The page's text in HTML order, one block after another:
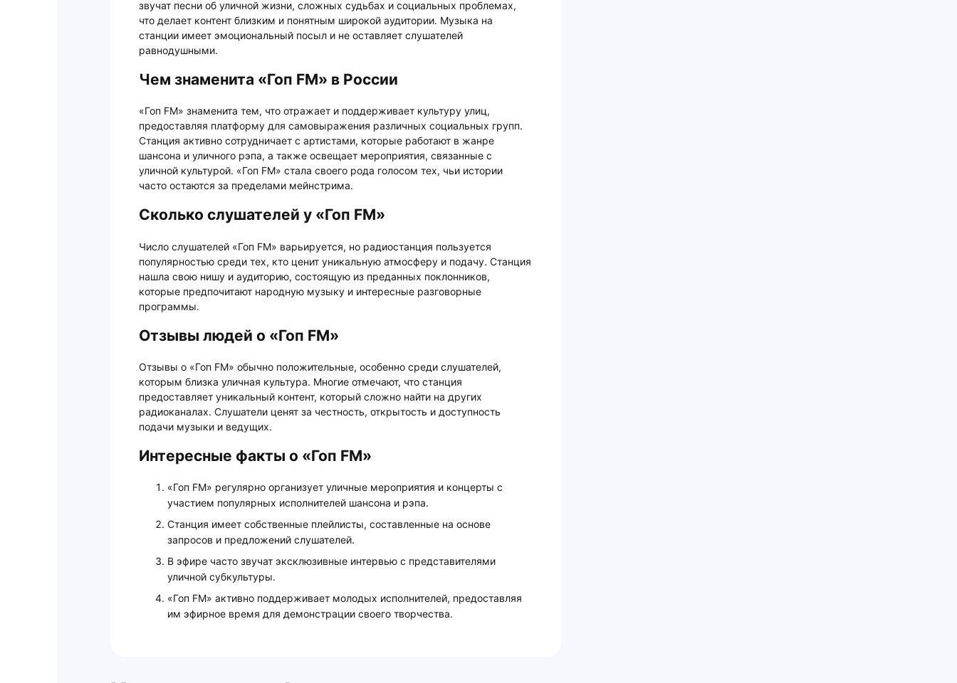
звучат песни об уличной жизни, сложных судьбах и социальных проблемах,
что делает контент близким и понятным широкой аудитории. Музыка на
станции имеет эмоциональный посыл и не оставляет слушателей
равнодушными.
Чем знаменита «Гоп FM» в России
«Гоп FM» знаменита тем, что отражает и поддерживает культуру улиц,
предоставляя платформу для самовыражения различных социальных групп.
Станция активно сотрудничает с артистами, которые работают в жанре
шансона и уличного рэпа, а также освещает мероприятия, связанные с
уличной культурой. «Гоп FM» стала своего рода голосом тех, чьи истории
часто остаются за пределами мейнстрима.
Сколько слушателей у «Гоп FM»
Число слушателей «Гоп FM» варьируется, но радиостанция пользуется
популярностью среди тех, кто ценит уникальную атмосферу и подачу. Станция
нашла свою нишу и аудиторию, состоящую из преданных поклонников,
которые предпочитают народную музыку и интересные разговорные
программы.
Отзывы людей о «Гоп FM»
Отзывы о «Гоп FM» обычно положительные, особенно среди слушателей,
которым близка уличная культура. Многие отмечают, что станция
предоставляет уникальный контент, который сложно найти на других
радиоканалах. Слушатели ценят за честность, открытость и доступность
подачи музыки и ведущих.
Интересные факты о «Гоп FM»
«Гоп FM» регулярно организует уличные мероприятия и концерты с
участием популярных исполнителей шансона и рэпа.
Станция имеет собственные плейлисты, составленные на основе
запросов и предложений слушателей.
В эфире часто звучат эксклюзивные интервью с представителями
уличной субкультуры.
«Гоп FM» активно поддерживает молодых исполнителей, предоставляя
им эфирное время для демонстрации своего творчества.